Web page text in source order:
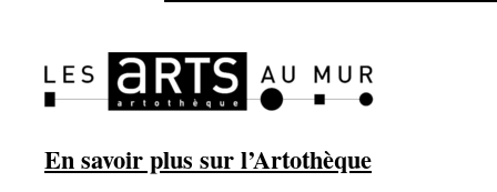
En savoir plus sur l’Artothèque